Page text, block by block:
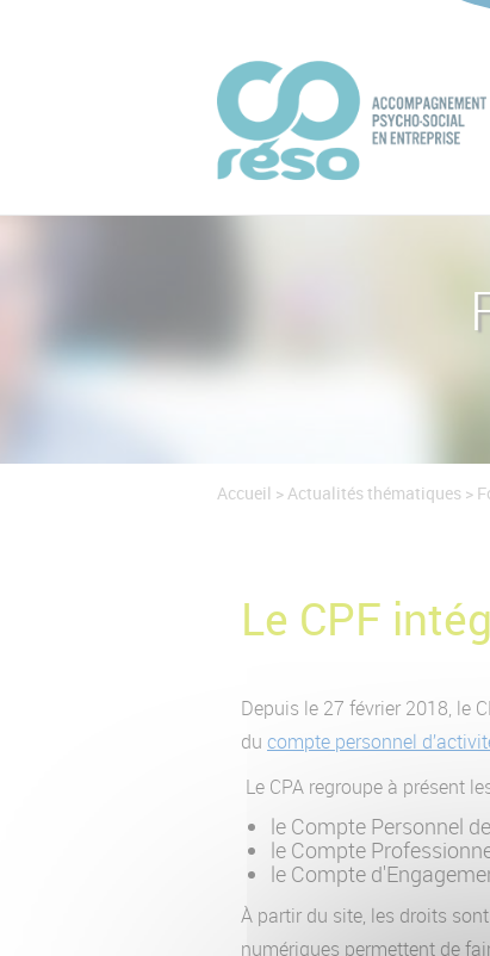
Accueil >Actualités thématiques >
Le CPF
Depuis le 27 février 2018, le
du compte personnel
Le CPA regroupe à présent
le Compte Personnel
le Compte
le Compte
À partir du site, les droits
numériques permettent de